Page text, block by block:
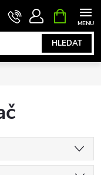
HLEDAT
NÁKUPNÍ
KOŠÍK